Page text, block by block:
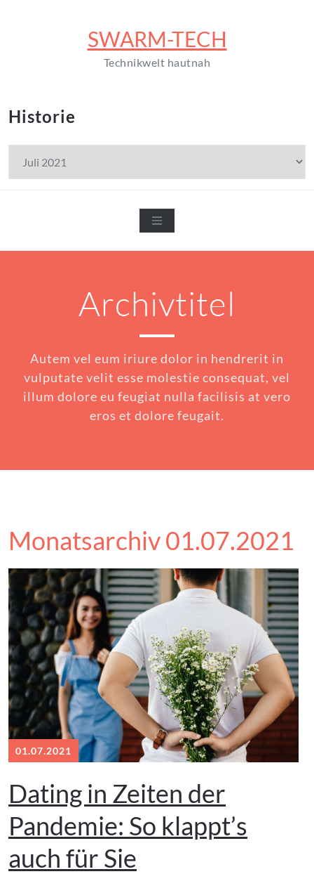
SWARM-TECH
Technikwelt hautnah
Historie
Archivtitel
Autem vel eum iriure dolor in hendrerit in
vulputate velit esse molestie consequat, vel
illum dolore eu feugiat nulla facilisis at vero
eros et dolore feugait.
Monatsarchiv 01.07.2021
01.07.2021
Dating in Zeiten der
Pandemie: So klappt’s
auch für Sie